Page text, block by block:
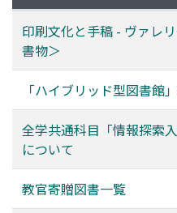
印刷文化と手稿 - ヴァレ
書物＞
「ハイブリッド型図書館
全学共通科目「情報探索
について
教官寄贈図書一覧